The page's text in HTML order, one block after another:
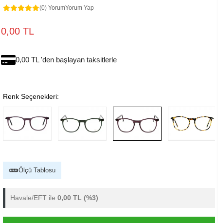
(0) YorumYorum Yap
0,00 TL
0,00 TL 'den başlayan taksitlerle
Renk Seçenekleri:
Ölçü Tablosu
Havale/EFT ile 0,00 TL (%3)